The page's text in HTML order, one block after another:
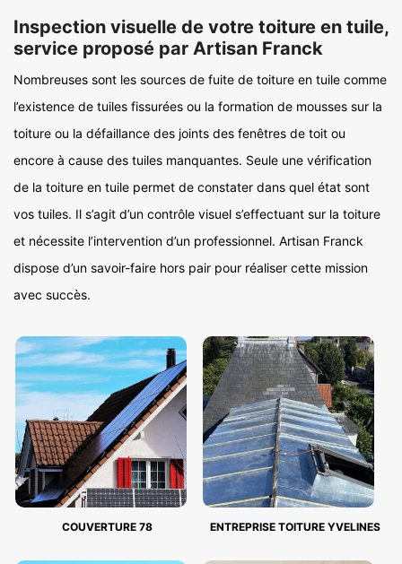
Inspection visuelle de votre toiture en tuile,
service proposé par Artisan Franck
Nombreuses sont les sources de fuite de toiture en tuile comme
l’existence de tuiles fissurées ou la formation de mousses sur la
toiture ou la défaillance des joints des fenêtres de toit ou
encore à cause des tuiles manquantes. Seule une vérification
de la toiture en tuile permet de constater dans quel état sont
vos tuiles. Il s’agit d’un contrôle visuel s’effectuant sur la toiture
et nécessite l’intervention d’un professionnel. Artisan Franck
dispose d’un savoir-faire hors pair pour réaliser cette mission
avec succès.
COUVERTURE 78 ENTREPRISE TOITURE YVELINES